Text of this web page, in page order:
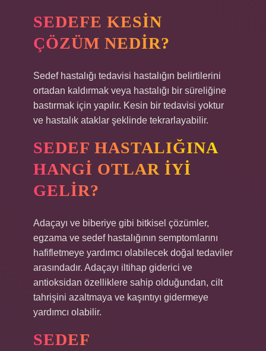
SEDEFE KESIN
ÇÖZÜM NEDIR?
Sedef hastalığı tedavisi hastalığın belirtilerini
ortadan kaldırmak veya hastalığı bir süreliğine
bastırmak için yapılır. Kesin bir tedavisi yoktur
ve hastalık ataklar şeklinde tekrarlayabilir.
SEDEF HASTALIĞINA
HANGI OTLAR IYI
GELIR?
Adaçayı ve biberiye gibi bitkisel çözümler,
egzama ve sedef hastalığının semptomlarını
hafifletmeye yardımcı olabilecek doğal tedaviler
arasındadır. Adaçayı iltihap giderici ve
antioksidan özelliklere sahip olduğundan, cilt
tahrişini azaltmaya ve kaşıntıyı gidermeye
yardımcı olabilir.
SEDEF